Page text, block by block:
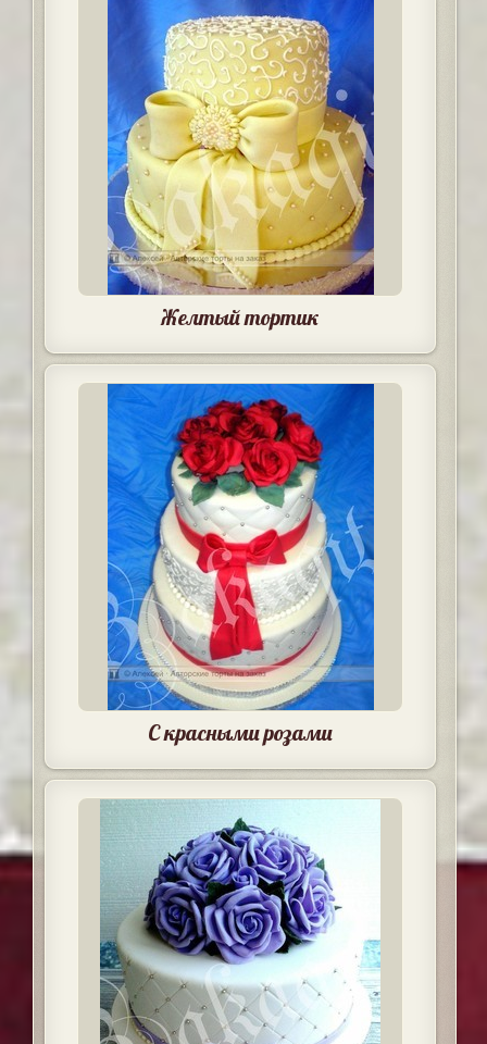
Желтый тортик
С красными розами